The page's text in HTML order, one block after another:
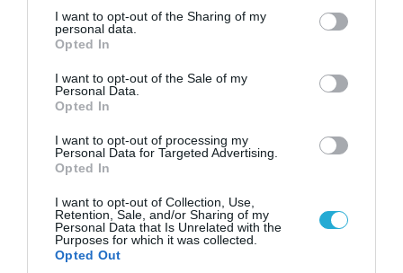
not limited to your visit or usage behaviour. You may click to
grant or deny consent to Google and its third-party tags to
use your data for below specified purposes in below Google
consent section.
I want to opt-out of the Sharing of my
personal data.
Opted In
I want to opt-out of the Sale of my
Personal Data.
Opted In
I want to opt-out of processing my
Personal Data for Targeted Advertising.
Opted In
I want to opt-out of Collection, Use,
Retention, Sale, and/or Sharing of my
Personal Data that Is Unrelated with the
Purposes for which it was collected.
Opted Out
09.08.2026 | 14:02
Το Ιράν ενεργοποιεί τα F-4 Phantom για
ετοιμότητα να χτυπήσουν Αμερικανούς
ΠΟΛΙΤΙΚΗ